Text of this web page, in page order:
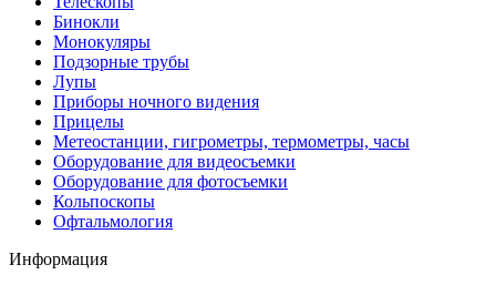
Бинокли
Монокуляры
Подзорные трубы
Лупы
Приборы ночного видения
Прицелы
Метеостанции, гигрометры, термометры, часы
Оборудование для видеосъемки
Оборудование для фотосъемки
Кольпоскопы
Офтальмология
Информация